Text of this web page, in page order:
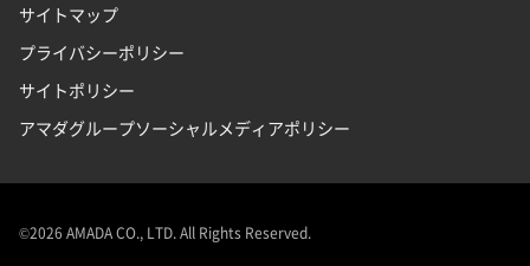
サイトマップ
プライバシーポリシー
サイトポリシー
アマダグループソーシャルメディアポリシー
©2026 AMADA CO., LTD. All Rights Reserved.